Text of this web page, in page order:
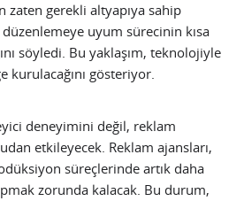
zaten gerekli altyapıya sahip
uyum sürecinin kısa
söyledi. Bu yaklaşım, teknolojiyle
kurulacağını gösteriyor.
deneyimini değil, reklam
etkileyecek. Reklam ajansları,
süreçlerinde artık daha
zorunda kalacak. Bu durum,